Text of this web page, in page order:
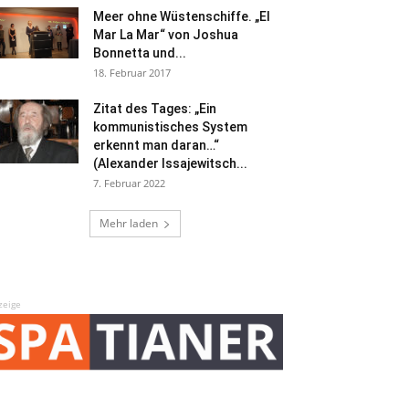
Meer ohne Wüstenschiffe. „El
Mar La Mar“ von Joshua
Bonnetta und...
18. Februar 2017
Zitat des Tages: „Ein
kommunistisches System
erkennt man daran…“
(Alexander Issajewitsch...
7. Februar 2022
Mehr laden